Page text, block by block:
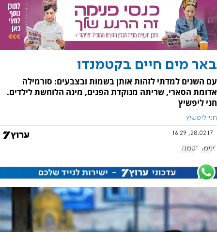
באר מים חיים בקטמנדו
עם השנים למדתי לזהות אותן בשמות ובצבעים: סורמילה
אדומת הסארי, שריתה מנוקדת הפנים, מינה הלוחשת לילדים.
חני ליפשיץ
חני ליפשיץ
28.02.17, 16:29
פנימה קטמנדו